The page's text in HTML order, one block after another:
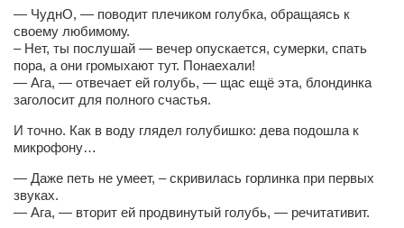
«Винегрет» — демократичный ресторан
«ЧАЙ — КАВА» магазин — кафе
Магазины
«CYCLE GARAGE» — магазин велосипедов
«Книголюб» — супермаркет
МАГАЗИН СТИХОВ НА ЗАКАЗ
«Павел» — магазин мужской одежды
— ЧуднО, — поводит плечиком голубка, обращаясь к
своему любимому.
– Нет, ты послушай — вечер опускается, сумерки, спать
пора, а они громыхают тут. Понаехали!
— Ага, — отвечает ей голубь, — щас ещё эта, блондинка
заголосит для полного счастья.
И точно. Как в воду глядел голубишко: дева подошла к
микрофону…
— Даже петь не умеет, – скривилась горлинка при первых
звуках.
— Ага, — вторит ей продвинутый голубь, — речитативит.